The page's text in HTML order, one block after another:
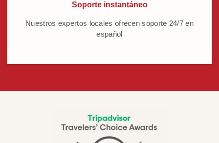
Soporte instantáneo
Nuestros expertos locales ofrecen soporte 24/7 en
español